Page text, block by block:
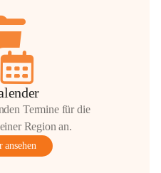
Termine für die
Region an.
ansehen